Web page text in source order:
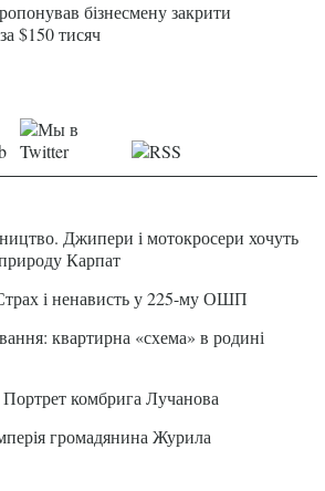
бізнесмену закрити
$150 тисяч
Джипери і мотокросери хочуть
Карпат
і ненависть у 225-му ОШП
квартирна «схема» в родині
комбрига Лучанова
громадянина Журила